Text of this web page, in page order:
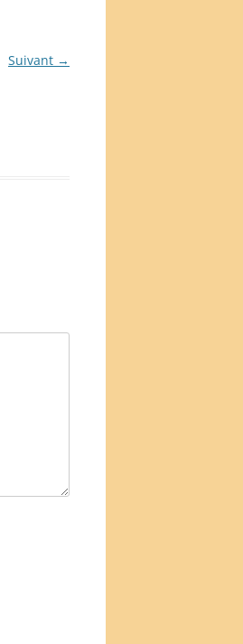
Suivant →